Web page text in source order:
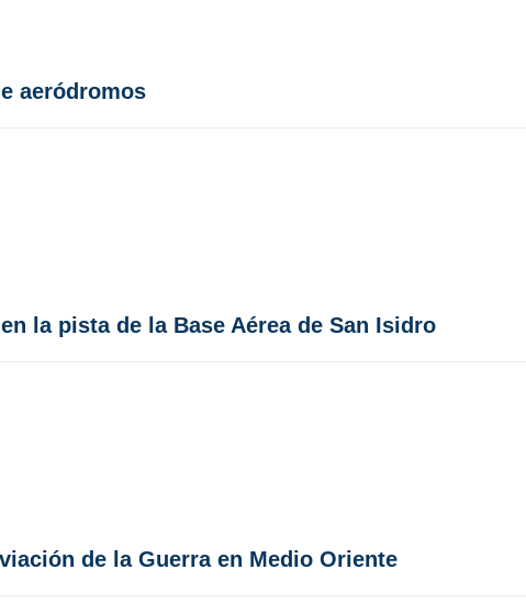
aeródromos
la pista de la Base Aérea de San Isidro
de la Guerra en Medio Oriente